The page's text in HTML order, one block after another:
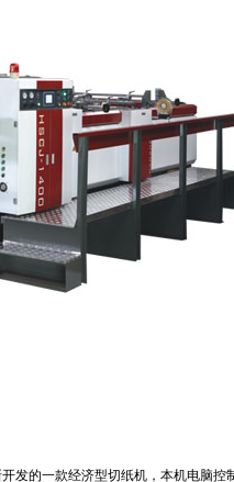
发的一款经济型切纸机，本机电脑控